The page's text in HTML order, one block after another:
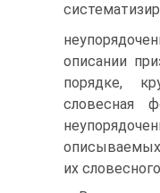
описании
порядке,
словесная
их